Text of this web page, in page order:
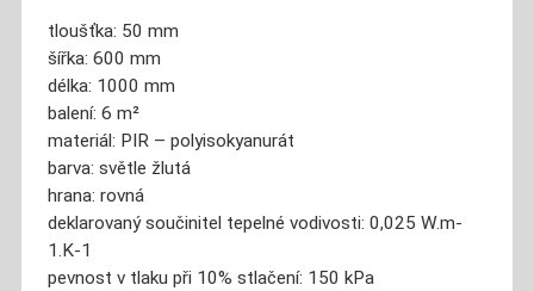
tloušťka: 50 mm
šířka: 600 mm
délka: 1000 mm
balení: 6 m²
materiál: PIR – polyisokyanurát
barva: světle žlutá
hrana: rovná
deklarovaný součinitel tepelné vodivosti: 0,025 W.m-
1.K-1
pevnost v tlaku při 10% stlačení: 150 kPa